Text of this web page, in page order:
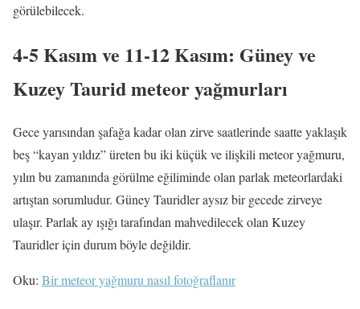
görülebilecek.
4-5 Kasım ve 11-12 Kasım: Güney ve
Kuzey Taurid meteor yağmurları
Gece yarısından şafağa kadar olan zirve saatlerinde saatte yaklaşık
beş “kayan yıldız” üreten bu iki küçük ve ilişkili meteor yağmuru,
yılın bu zamanında görülme eğiliminde olan parlak meteorlardaki
artıştan sorumludur. Güney Tauridler aysız bir gecede zirveye
ulaşır. Parlak ay ışığı tarafından mahvedilecek olan Kuzey
Tauridler için durum böyle değildir.
Oku: Bir meteor yağmuru nasıl fotoğraflanır